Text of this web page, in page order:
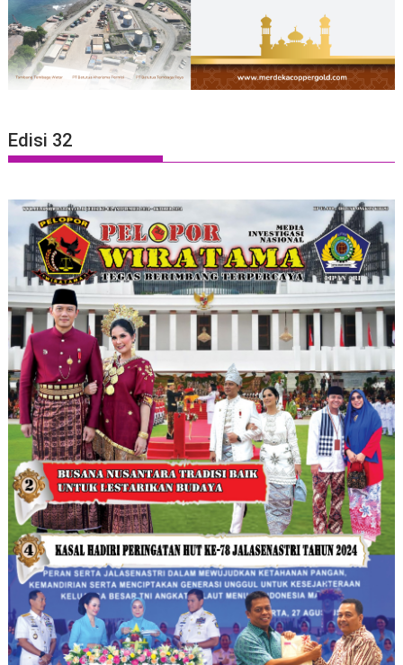
Edisi 32